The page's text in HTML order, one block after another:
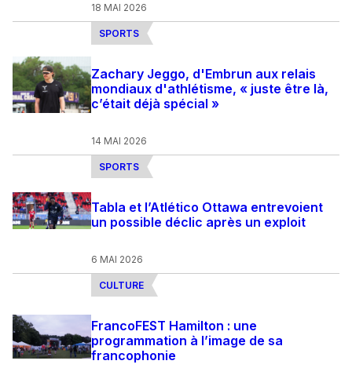
18 MAI 2026
SPORTS
Zachary Jeggo, d'Embrun aux relais
mondiaux d'athlétisme, « juste être là,
c’était déjà spécial »
14 MAI 2026
SPORTS
Tabla et l’Atlético Ottawa entrevoient
un possible déclic après un exploit
6 MAI 2026
CULTURE
FrancoFEST Hamilton : une
programmation à l’image de sa
francophonie